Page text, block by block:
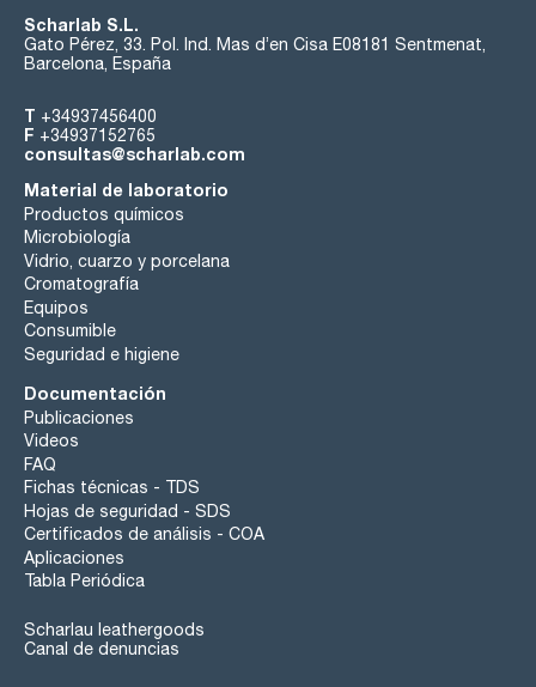
Scharlab S.L.
Gato Pérez, 33. Pol. Ind. Mas d’en Cisa E08181 Sentmenat,
Barcelona, España
T +34937456400
F +34937152765
consultas@scharlab.com
Material de laboratorio
Productos químicos
Microbiología
Vidrio, cuarzo y porcelana
Cromatografía
Equipos
Consumible
Seguridad e higiene
Documentación
Publicaciones
Videos
FAQ
Fichas técnicas - TDS
Hojas de seguridad - SDS
Certificados de análisis - COA
Aplicaciones
Tabla Periódica
Scharlau leathergoods
Canal de denuncias